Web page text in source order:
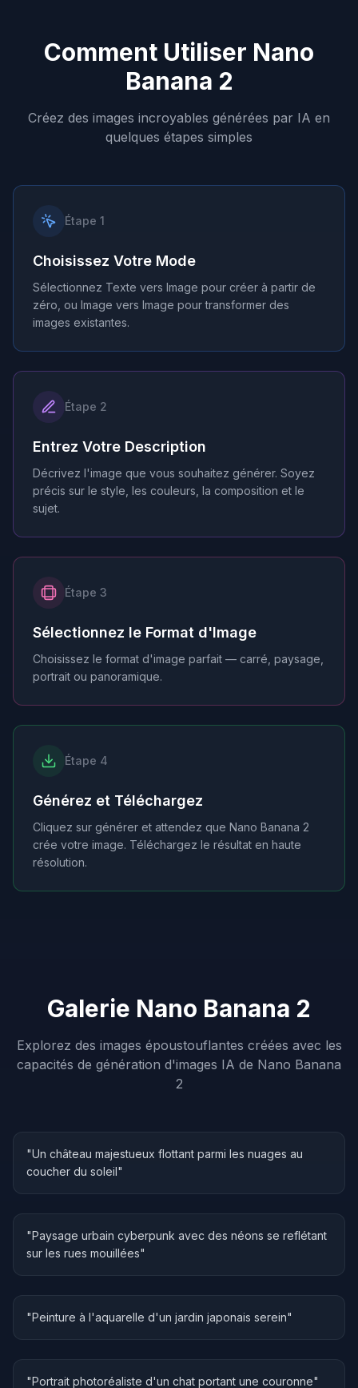
Comment Utiliser Nano
Banana 2
Créez des images incroyables générées par IA en
quelques étapes simples
Étape 1
Choisissez Votre Mode
Sélectionnez Texte vers Image pour créer à partir de
zéro, ou Image vers Image pour transformer des
images existantes.
Étape 2
Entrez Votre Description
Décrivez l'image que vous souhaitez générer. Soyez
précis sur le style, les couleurs, la composition et le
sujet.
Étape 3
Sélectionnez le Format d'Image
Choisissez le format d'image parfait — carré, paysage,
portrait ou panoramique.
Étape 4
Générez et Téléchargez
Cliquez sur générer et attendez que Nano Banana 2
crée votre image. Téléchargez le résultat en haute
résolution.
Galerie Nano Banana 2
Explorez des images époustouflantes créées avec les
capacités de génération d'images IA de Nano Banana
2
Fantaisie
"Un château majestueux flottant parmi les nuages au
coucher du soleil"
Science-Fiction
"Paysage urbain cyberpunk avec des néons se reflétant
sur les rues mouillées"
Art
"Peinture à l'aquarelle d'un jardin japonais serein"
Réaliste
"Portrait photoréaliste d'un chat portant une couronne"